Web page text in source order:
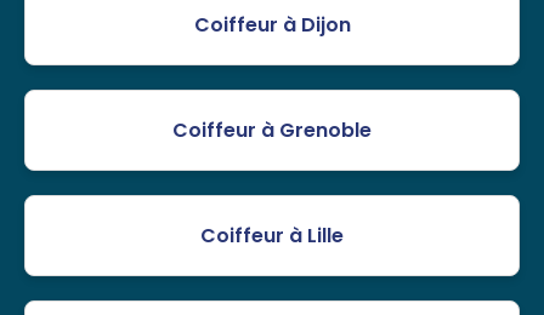
Coiffeur à Dijon
Coiffeur à Grenoble
Coiffeur à Lille